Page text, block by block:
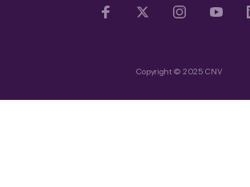
Copyright © 2025 CNV